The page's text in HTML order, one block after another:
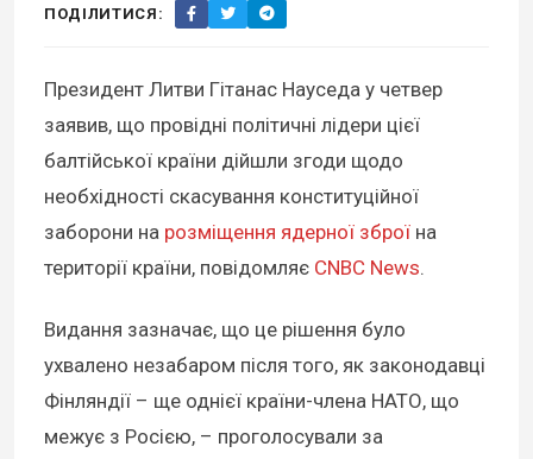
ПОДІЛИТИСЯ:
Президент Литви Гітанас Науседа у четвер
заявив, що провідні політичні лідери цієї
балтійської країни дійшли згоди щодо
необхідності скасування конституційної
заборони на розміщення ядерної зброї на
території країни, повідомляє CNBC News.
Видання зазначає, що це рішення було
ухвалено незабаром після того, як законодавці
Фінляндії – ще однієї країни-члена НАТО, що
межує з Росією, – проголосували за